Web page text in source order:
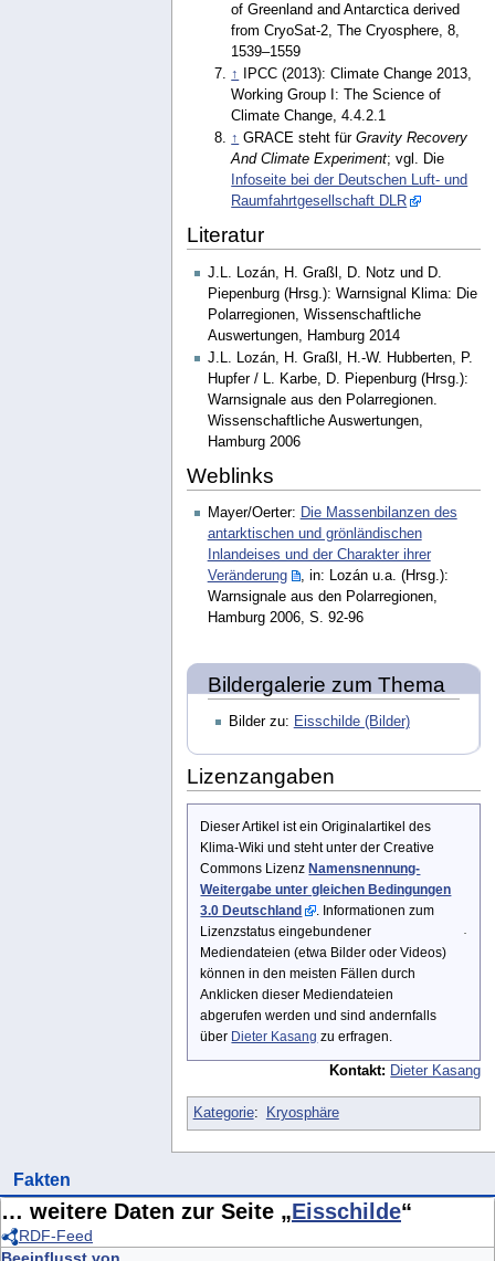
of Greenland and Antarctica derived
from CryoSat-2, The Cryosphere, 8,
1539–1559
↑
IPCC (2013): Climate Change 2013,
Working Group I: The Science of
Climate Change, 4.4.2.1
↑ GRACE steht fürGravity Recovery
And Climate Experiment; vgl. Die
Infoseite bei der Deutschen Luft- und
Raumfahrtgesellschaft DLR
Literatur
J.L. Lozán, H. Graßl, D. Notz und D.
Piepenburg (Hrsg.): Warnsignal Klima: Die
Polarregionen, Wissenschaftliche
Auswertungen, Hamburg 2014
J.L. Lozán, H. Graßl, H.-W. Hubberten, P.
Hupfer / L. Karbe, D. Piepenburg (Hrsg.):
Warnsignale aus den Polarregionen.
Wissenschaftliche Auswertungen,
Hamburg 2006
Weblinks
Mayer/Oerter: Die Massenbilanzen des
antarktischen und grönländischen
Inlandeises und der Charakter ihrer
Veränderung
, in: Lozán u.a. (Hrsg.):
Warnsignale aus den Polarregionen,
Hamburg 2006, S. 92-96
Bildergalerie zum Thema
Bilder zu: Eisschilde (Bilder)
Lizenzangaben
Dieser Artikel ist ein Originalartikel des
Klima-Wiki und steht unter der Creative
Commons Lizenz Namensnennung-
Weitergabe unter gleichen Bedingungen
3.0 Deutschland
. Informationen zum
Lizenzstatus eingebundener
Mediendateien (etwa Bilder oder Videos)
können in den meisten Fällen durch
Anklicken dieser Mediendateien
abgerufen werden und sind andernfalls
über Dieter Kasang zu erfragen.
Kontakt: Dieter Kasang
Kategorie: Kryosphäre
Fakten
… weitere Daten zur Seite „Eisschilde“
RDF-Feed